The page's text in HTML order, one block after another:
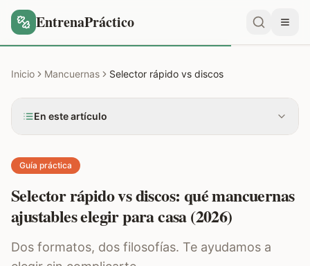
EntrenaPráctico
Inicio Mancuernas Selector rápido vs discos
En este artículo
Guía práctica
Selector rápido vs discos: qué mancuernas
ajustables elegir para casa (2026)
Dos formatos, dos filosofías. Te ayudamos a